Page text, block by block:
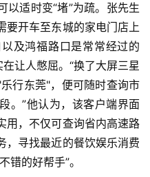
以适时变“堵”为疏。张先生
要开车至东城的家电门店上
及鸿福路口是常常经过的
让人憋屈。“换了大屏三星
行东莞"，便可随时查询市
。”他认为，该客户端界面
用，不仅可查询省内高速路
，寻找最近的餐饮娱乐消费
错的好帮手”。